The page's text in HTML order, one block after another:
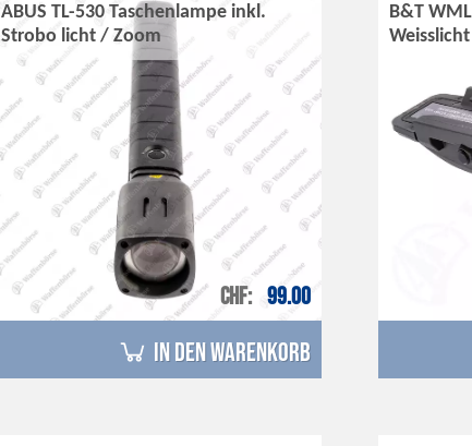
ABUS TL-530 Taschenlampe inkl.
Strobo licht / Zoom
CHF 99.00
in den Warenkorb
B&T
Weisslicht